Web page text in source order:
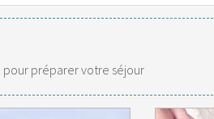
pour préparer votre séjour